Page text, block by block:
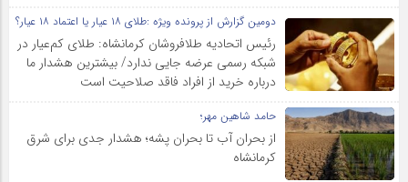
دومین گزارش از پرونده ویژه :طلای ۱۸ عیار یا اعتماد ۱۸ عیار؟
رئیس اتحادیه طلافروشان کرمانشاه: طلای کم‌عیار در
شبکه رسمی عرضه جایی ندارد/ بیشترین هشدار ما
درباره خرید از افراد فاقد صلاحیت است
حامد شاهین مهر؛
از بحران آب تا بحران پشه؛ هشدار جدی برای شرق
کرمانشاه